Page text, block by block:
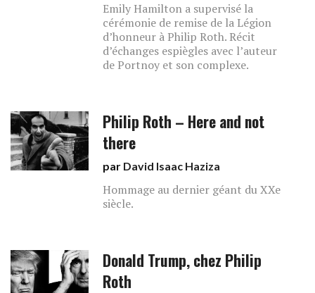
Emily Hamilton a supervisé la
cérémonie de remise de la Légion
d’honneur à Philip Roth. Récit
d’échanges espiègles avec l’auteur
de Portnoy et son complexe.
Philip Roth – Here and not
there
par David Isaac Haziza
Hommage au dernier géant du XXe
siècle.
Donald Trump, chez Philip
Roth